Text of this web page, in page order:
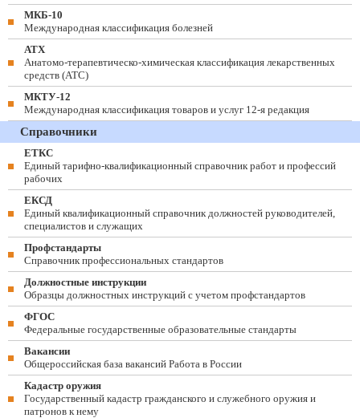
МКБ-10
Международная классификация болезней
АТХ
Анатомо-терапевтическо-химическая классификация лекарственных
средств (ATC)
МКТУ-12
Международная классификация товаров и услуг 12-я редакция
Справочники
ЕТКС
Единый тарифно-квалификационный справочник работ и профессий
рабочих
ЕКСД
Единый квалификационный справочник должностей руководителей,
специалистов и служащих
Профстандарты
Справочник профессиональных стандартов
Должностные инструкции
Образцы должностных инструкций с учетом профстандартов
ФГОС
Федеральные государственные образовательные стандарты
Вакансии
Общероссийская база вакансий Работа в России
Кадастр оружия
Государственный кадастр гражданского и служебного оружия и
патронов к нему